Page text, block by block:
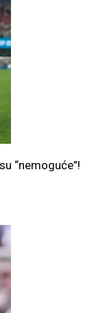
“nemoguće”!